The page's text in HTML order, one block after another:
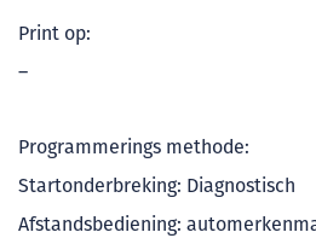
Print op:
–
Programmerings methode:
Startonderbreking: Diagnostisch
Afstandsbediening: